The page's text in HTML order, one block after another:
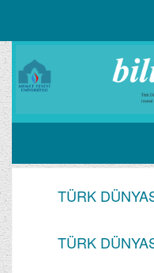
TÜRK
TÜRK